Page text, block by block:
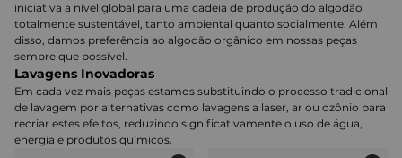
iniciativa a nível global para uma cadeia de produção do algodão
totalmente sustentável, tanto ambiental quanto socialmente. Além
disso, damos preferência ao algodão orgânico em nossas peças
sempre que possível.
Lavagens Inovadoras
Em cada vez mais peças estamos substituindo o processo tradicional
de lavagem por alternativas como lavagens a laser, ar ou ozônio para
recriar estes efeitos, reduzindo significativamente o uso de água,
energia e produtos químicos.